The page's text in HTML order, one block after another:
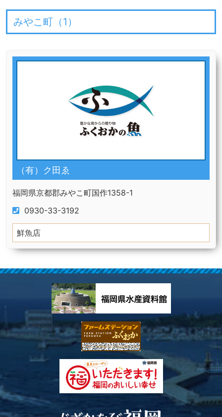
みやこ町（1 ）
（有）ク田ゑ
福岡県京都郡みやこ町国作1358-1
0930-33-3192
鮮魚店